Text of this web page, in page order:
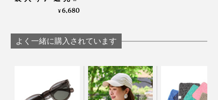
ライトグレー
傘生地の端を別生地でパイピング。露先部分は二重にな
また、通常尖っていることの多い傘先端の「石突（いし
100％、折り畳まな
¥6,680
よく一緒に購入されています